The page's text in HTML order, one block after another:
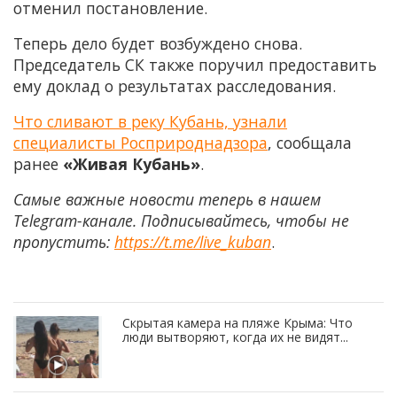
отменил постановление.
Теперь дело будет возбуждено снова.
Председатель СК также поручил предоставить
ему доклад о результатах расследования.
Что сливают в реку Кубань, узнали
специалисты Росприроднадзора, сообщала
ранее «Живая Кубань».
Самые важные новости теперь в нашем
Telegram-канале. Подписывайтесь, чтобы не
пропустить: https://t.me/live_kuban.
Скрытая камера на пляже Крыма: Что
люди вытворяют, когда их не видят...